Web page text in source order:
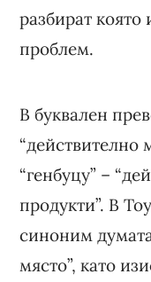
разбират която
проблем.
В буквален
“действително
“генбуцу” –
продукти”. В
синоним
място”, като